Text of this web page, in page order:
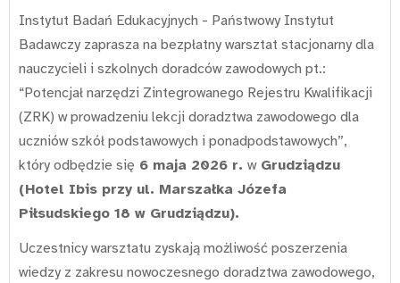
Instytut Badań Edukacyjnych - Państwowy Instytut
Badawczy zaprasza na bezpłatny warsztat stacjonarny dla
nauczycieli i szkolnych doradców zawodowych pt.:
“Potencjał narzędzi Zintegrowanego Rejestru Kwalifikacji
(ZRK) w prowadzeniu lekcji doradztwa zawodowego dla
uczniów szkół podstawowych i ponadpodstawowych”,
który odbędzie się 6 maja 2026 r. wGrudziądzu
(Hotel Ibis przy ul. Marszałka Józefa
Piłsudskiego 18 w Grudziądzu).
Uczestnicy warsztatu zyskają możliwość poszerzenia
wiedzy z zakresu nowoczesnego doradztwa zawodowego,